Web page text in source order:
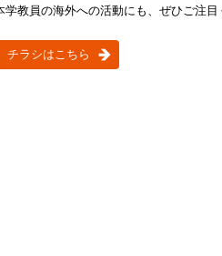
学教員の海外への活動にも、ぜひご注目
チラシはこちら